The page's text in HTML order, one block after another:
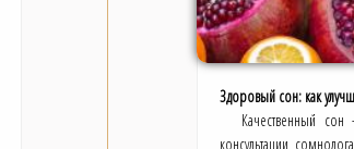
Здоровый сон: как
Качественный
консультации